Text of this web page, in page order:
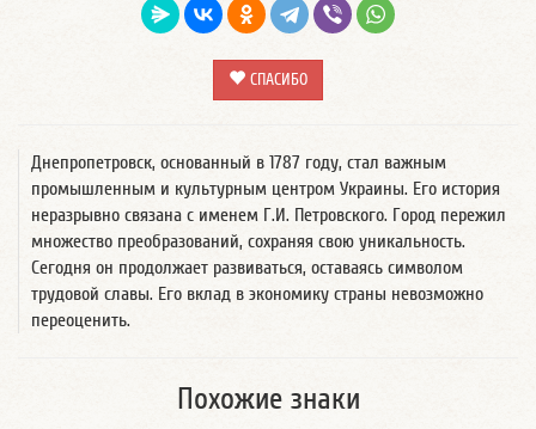
СПАСИБО
Днепропетровск, основанный в 1787 году, стал важным
промышленным и культурным центром Украины. Его история
неразрывно связана с именем Г.И. Петровского. Город пережил
множество преобразований, сохраняя свою уникальность.
Сегодня он продолжает развиваться, оставаясь символом
трудовой славы. Его вклад в экономику страны невозможно
переоценить.
Похожие знаки